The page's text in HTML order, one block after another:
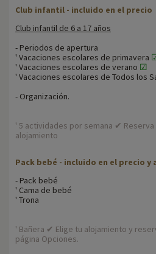
Club infantil - incluido en el precio
Club infantil de 6 a 17 años
- Periodos de apertura
' Vacaciones escolares de primavera
' Vacaciones escolares de verano ☑
' Vacaciones escolares de Todos los
- Organización.
' 5 actividades por semana ✔
alojamiento
Pack bebé - incluido en el precio y
- Pack bebé
' Cama de bebé
' Trona
' Bañera ✔ Elige tu alojamiento y
página Opciones.